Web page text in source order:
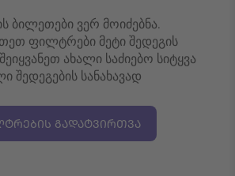
ბილეთები ვერ მოიძებნა.
ფილტრები მეტი შედეგის
ახალი საძიებო სიტყვა
შედეგების სანახავად
ᲒᲐᲓᲐᲢᲕᲘᲠᲗᲕᲐ